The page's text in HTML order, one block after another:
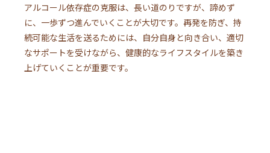
アルコール依存症の克服は、長い道のりですが、諦めず
に、一歩ずつ進んでいくことが大切です。再発を防ぎ、持
続可能な生活を送るためには、自分自身と向き合い、適切
なサポートを受けながら、健康的なライフスタイルを築き
上げていくことが重要です。